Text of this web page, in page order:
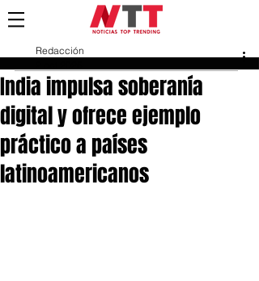
India impulsa soberanía
digital y ofrece ejemplo
práctico a países
latinoamericanos
Redacción